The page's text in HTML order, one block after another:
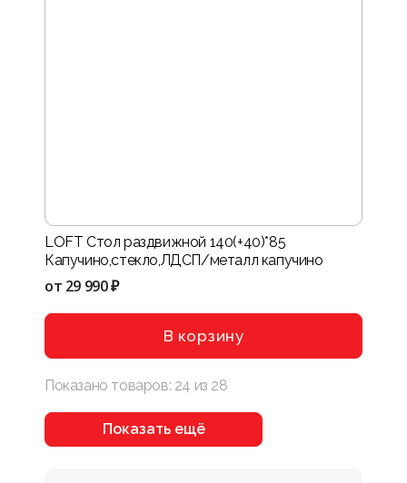
LOFT Стол раздвижной 140(+40)*85
Капучино,стекло,ЛДСП/металл капучино
от 29 990 ₽
В корзину
Показано товаров: 24 из 28
Показать ещё